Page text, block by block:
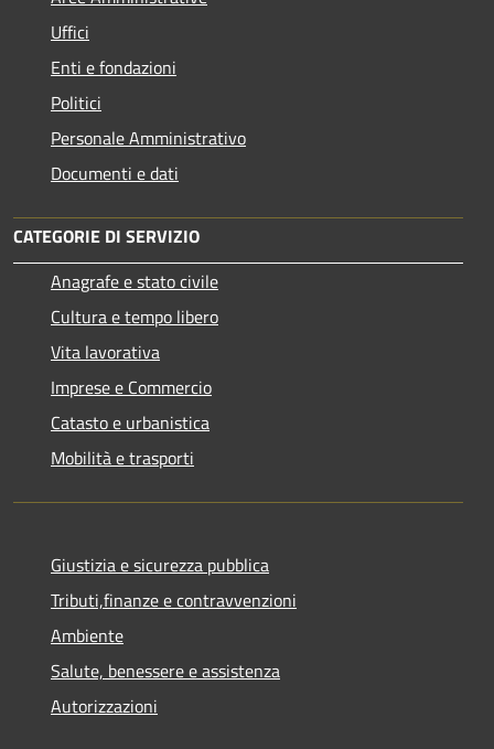
Uffici
Enti e fondazioni
Politici
Personale Amministrativo
Documenti e dati
CATEGORIE DI SERVIZIO
Anagrafe e stato civile
Cultura e tempo libero
Vita lavorativa
Imprese e Commercio
Catasto e urbanistica
Mobilità e trasporti
Giustizia e sicurezza pubblica
Tributi,finanze e contravvenzioni
Ambiente
Salute, benessere e assistenza
Autorizzazioni